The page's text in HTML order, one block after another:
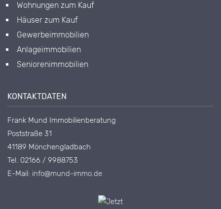
Wohnungen zum Kauf
Häuser zum Kauf
Gewerbeimmobilien
Anlageimmobilien
Seniorenimmobilien
KONTAKTDATEN
Frank Mund Immobilienberatung
Poststraße 31
41189 Mönchengladbach
Tel. 02166 / 9988753
E-Mail: info@mund-immo.de